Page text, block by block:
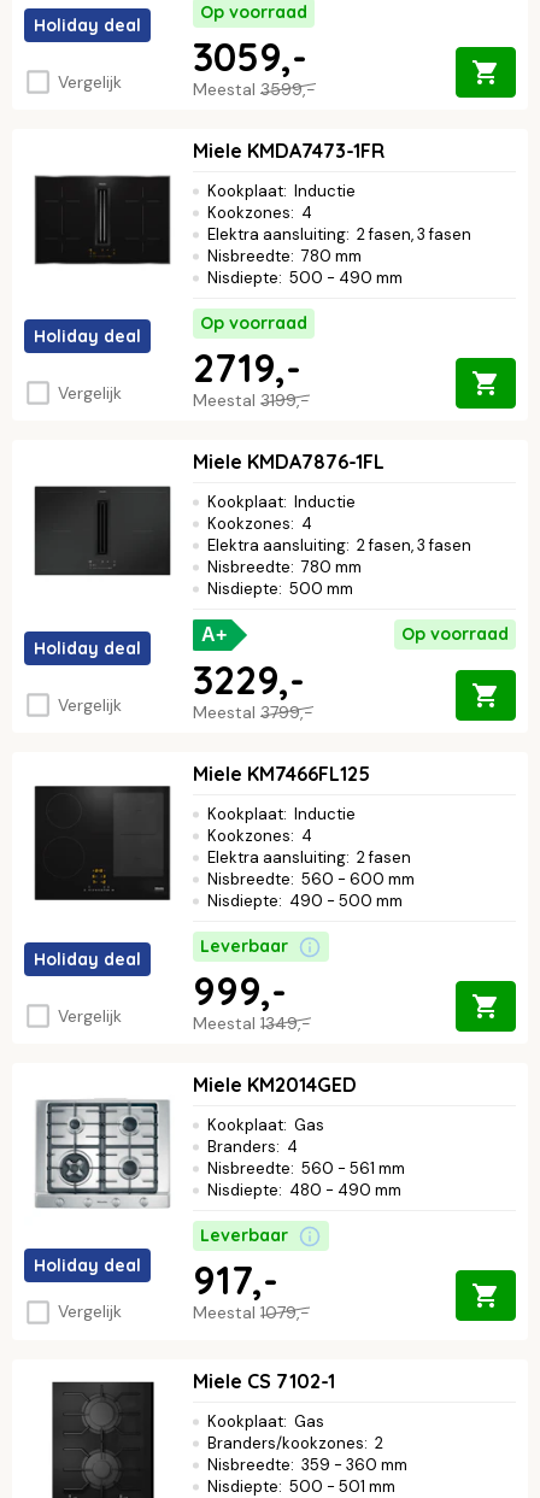
Holiday deal
Vergelijk
Op voorraad
Meestal 3599,-
3059,-
Holiday deal
Vergelijk
Miele KMDA7473-1FR
Kookplaat: Inductie
Kookzones: 4
Elektra aansluiting: 2 fasen, 3 fasen
Nisbreedte: 780 mm
Nisdiepte: 500 - 490 mm
Op voorraad
Meestal 3199,-
2719,-
Holiday deal
Vergelijk
Miele KMDA7876-1FL
Kookplaat: Inductie
Kookzones: 4
Elektra aansluiting: 2 fasen, 3 fasen
Nisbreedte: 780 mm
Nisdiepte: 500 mm
A+ Op voorraad
Meestal 3799,-
3229,-
Holiday deal
Vergelijk
Miele KM7466FL125
Kookplaat: Inductie
Kookzones: 4
Elektra aansluiting: 2 fasen
Nisbreedte: 560 - 600 mm
Nisdiepte: 490 - 500 mm
Leverbaar
Meestal 1349,-
999,-
Holiday deal
Vergelijk
Miele KM2014GED
Kookplaat: Gas
Branders: 4
Nisbreedte: 560 - 561 mm
Nisdiepte: 480 - 490 mm
Leverbaar
Meestal 1079,-
917,-
Miele CS 7102-1
Kookplaat: Gas
Branders/kookzones: 2
Nisbreedte: 359 - 360 mm
Nisdiepte: 500 - 501 mm